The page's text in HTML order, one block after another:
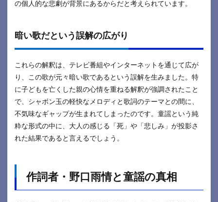
の個人的な悲劇が背景にあるからだと考えられています。
暗い歌だという誤解の広がり
これらの解釈は、テレビ番組やインターネットを通じて広が
り、この歌が元々暗い歌であるという誤解を生みました。特
に子どもを亡くした親の心情を重ねる解釈が強調されたこと
で、シャボン玉の軽快なメロディと歌詞のテーマとの間に、
不気味なギャップが生まれてしまったのです。童謡という純
粋な形式の中に、大人の感じる「死」や「悲しみ」が投影さ
れた結果であると言えるでしょう。
作詞者・野口雨情と童謡の真相